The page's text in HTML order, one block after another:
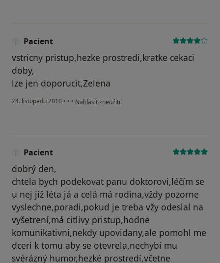
Pacient
vstricny pristup,hezke prostredi,kratke cekaci
doby,
lze jen doporucit,Zelena
24. listopadu 2010 • • • podle názoru uživatele Pacient
Nahlásit zneužití
Pacient
dobrý den,
chtela bych podekovat panu doktorovi,léčím se
u nej již léta já a celá má rodina,vždy pozorne
vyslechne,poradi,pokud je treba vžy odeslal na
vyšetrení,má citlivy pristup,hodne
komunikativni,nekdy upovidany,ale pomohl me
dceri k tomu aby se otevrela,nechybí mu
svérázný humor,hezké prostredí,včetne